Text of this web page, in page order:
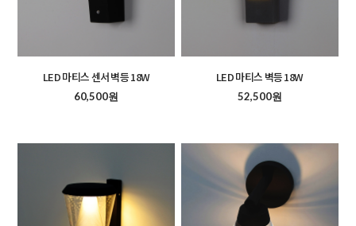
LED 마티스 센서 벽등 18W
60,500원
LED 마티스 벽등 18W
52,500원